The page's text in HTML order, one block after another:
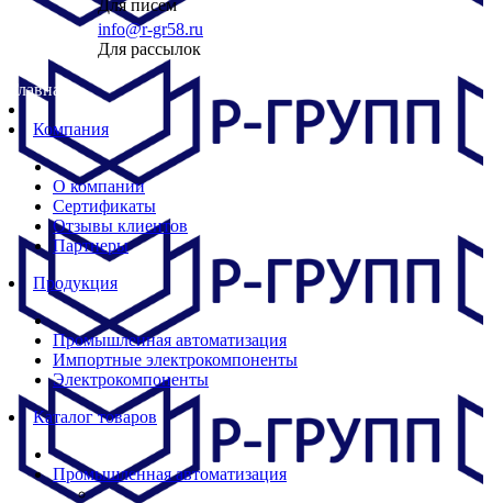
Для писем
info@r-gr58.ru
Для рассылок
Главная
Компания
О компании
Сертификаты
Отзывы клиентов
Партнеры
Продукция
Промышленная автоматизация
Импортные электрокомпоненты
Электрокомпоненты
Каталог товаров
Промышленная автоматизация